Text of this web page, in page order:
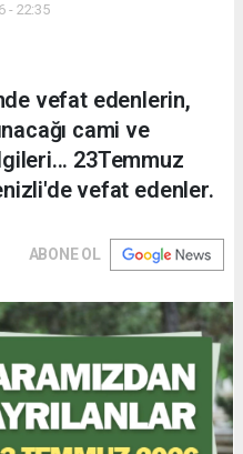
- 22:35
vefat edenlerin,
cami ve
23Temmuz
vefat edenler.
ABONE OL